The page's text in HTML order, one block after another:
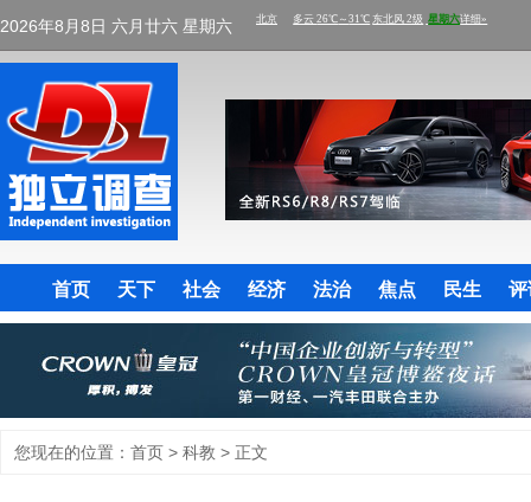
2026年8月8日 六月廿六 星期六
首页 天下 社会 经济 法治 焦点 民生
您现在的位置： 首页 > 科教 > 正文